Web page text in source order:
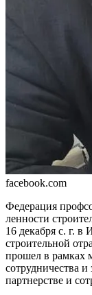
facebook.com
Федерация
ленности
16 декабря с. г. в
строительной
прошел в рам­ках
сотрудничества
партнерстве и